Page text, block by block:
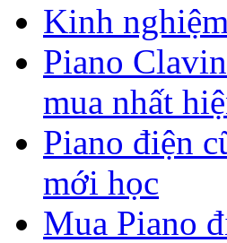
Kinh
Piano
mua nhất
Piano điện
mới học
Mua Piano